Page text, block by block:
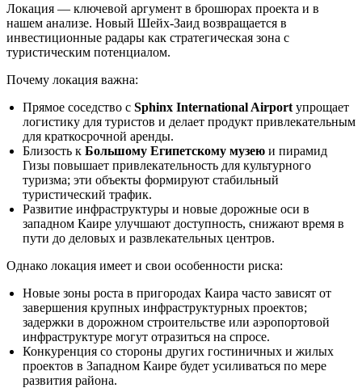
Локация — ключевой аргумент в брошюрах проекта и в
нашем анализе. Новый Шейх-Заид возвращается в
инвестиционные радары как стратегическая зона с
туристическим потенциалом.
Почему локация важна:
Прямое соседство с Sphinx International Airport упрощает
логистику для туристов и делает продукт привлекательным
для краткосрочной аренды.
Близость к Большому Египетскому музею и пирамид
Гизы повышает привлекательность для культурного
туризма; эти объекты формируют стабильный
туристический трафик.
Развитие инфраструктуры и новые дорожные оси в
западном Каире улучшают доступность, снижают время в
пути до деловых и развлекательных центров.
Однако локация имеет и свои особенности риска:
Новые зоны роста в пригородах Каира часто зависят от
завершения крупных инфраструктурных проектов;
задержки в дорожном строительстве или аэропортовой
инфраструктуре могут отразиться на спросе.
Конкуренция со стороны других гостиничных и жилых
проектов в Западном Каире будет усиливаться по мере
развития района.